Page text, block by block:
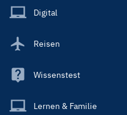
Main
Digital
Reisen
Wissenstest
Lernen & Familie